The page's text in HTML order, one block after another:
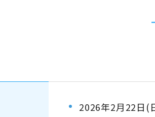
2026年2月22日(